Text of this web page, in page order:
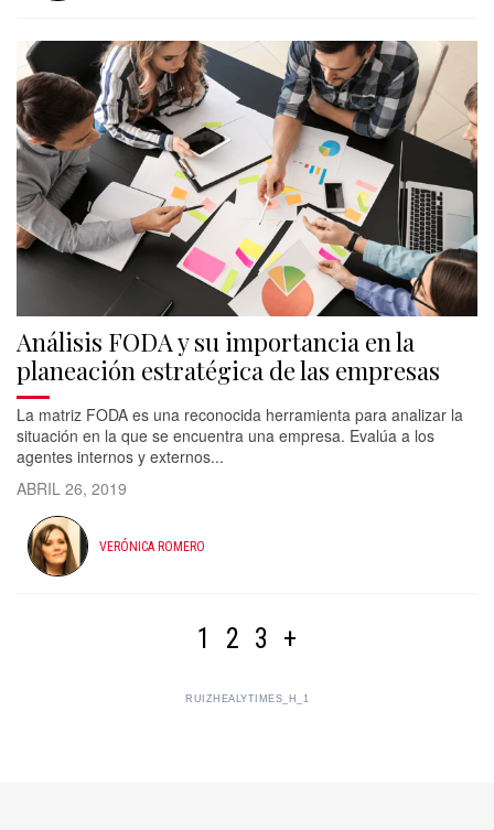
Análisis FODA y su importancia en la
planeación estratégica de las empresas
La matriz FODA es una reconocida herramienta para analizar la
situación en la que se encuentra una empresa. Evalúa a los
agentes internos y externos...
ABRIL 26, 2019
VERÓNICA ROMERO
1 2 3 +
RUIZHEALYTIMES_H_1